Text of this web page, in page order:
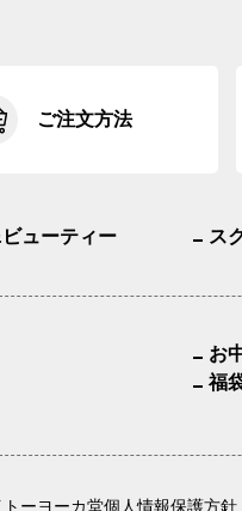
ご注文方法
ューティー ス
お
福
トーヨーカ堂個人情報保護方針